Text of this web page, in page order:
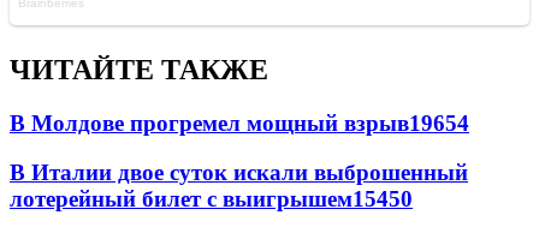
ЧИТАЙТЕ ТАКЖЕ
В Молдове прогремел мощный взрыв19654
В Италии двое суток искали выброшенный
лотерейный билет с выигрышем15450